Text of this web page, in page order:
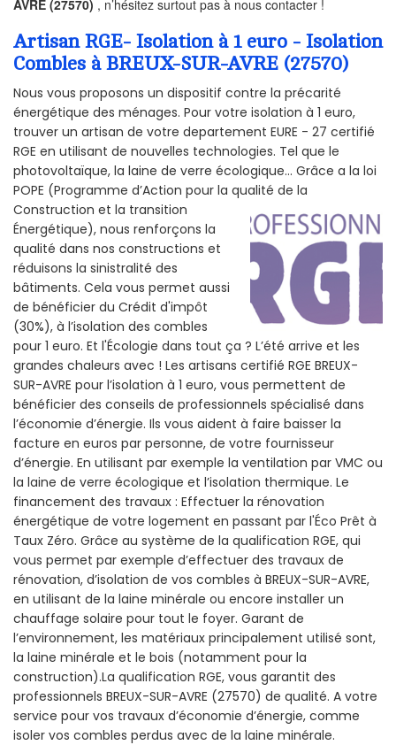
AVRE (27570) , n’hésitez surtout pas à nous contacter !
Artisan RGE- Isolation à 1 euro - Isolation
Combles à BREUX-SUR-AVRE (27570)
Nous vous proposons un dispositif contre la précarité
énergétique des ménages. Pour votre isolation à 1 euro,
trouver un artisan de votre departement EURE - 27 certifié
RGE en utilisant de nouvelles technologies. Tel que le
photovoltaïque, la laine de verre écologique... Grâce a la loi
POPE (Programme d’Action pour la qualité de la
Construction et la transition
Énergétique), nous renforçons la
qualité dans nos constructions et
réduisons la sinistralité des
bâtiments. Cela vous permet aussi
de bénéficier du Crédit d'impôt
(30%), à l’isolation des combles
pour 1 euro. Et l'Écologie dans tout ça ? L’été arrive et les
grandes chaleurs avec ! Les artisans certifié RGE BREUX-
SUR-AVRE pour l’isolation à 1 euro, vous permettent de
bénéficier des conseils de professionnels spécialisé dans
l’économie d’énergie. Ils vous aident à faire baisser la
facture en euros par personne, de votre fournisseur
d’énergie. En utilisant par exemple la ventilation par VMC ou
la laine de verre écologique et l’isolation thermique. Le
financement des travaux : Effectuer la rénovation
énergétique de votre logement en passant par l'Éco Prêt à
Taux Zéro. Grâce au système de la qualification RGE, qui
vous permet par exemple d’effectuer des travaux de
rénovation, d’isolation de vos combles à BREUX-SUR-AVRE,
en utilisant de la laine minérale ou encore installer un
chauffage solaire pour tout le foyer. Garant de
l’environnement, les matériaux principalement utilisé sont,
la laine minérale et le bois (notamment pour la
construction).La qualification RGE, vous garantit des
professionnels BREUX-SUR-AVRE (27570) de qualité. A votre
service pour vos travaux d’économie d’énergie, comme
isoler vos combles perdus avec de la laine minérale.